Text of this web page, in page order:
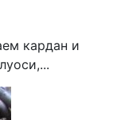
кардан и